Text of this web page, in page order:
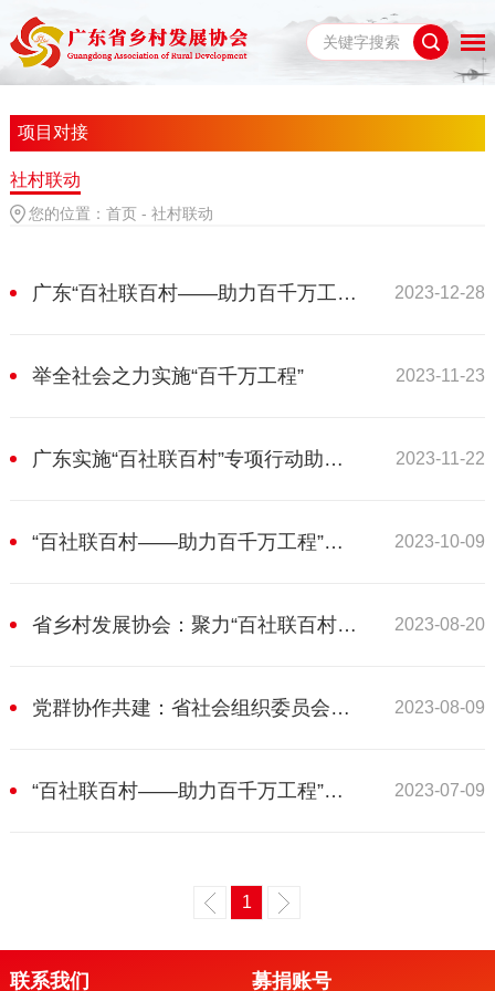
项目对接
社村联动
您的位置： 首页 - 社村联动
2023-12-28
广东“百社联百村——助力百千万工程”专项行动有这些好经验
2023-11-23
举全社会之力实施“百千万工程”
2023-11-22
广东实施“百社联百村”专项行动助力“百千万工程”
2023-10-09
“百社联百村——助力百千万工程”行动推进会在广州召开
2023-08-20
省乡村发展协会：聚力“百社联百村”，开局对接起步
2023-08-09
党群协作共建：省社会组织委员会第七党群服务站探索服务“百千万”工程新途径
2023-07-09
“百社联百村——助力百千万工程”行动启动—省扶贫开发协会积极参与对接成为联络单位
1
联系我们 募捐账号